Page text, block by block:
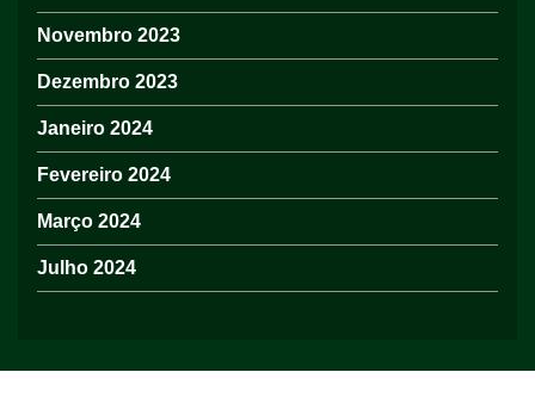
Novembro 2023
Dezembro 2023
Janeiro 2024
Fevereiro 2024
Março 2024
Julho 2024